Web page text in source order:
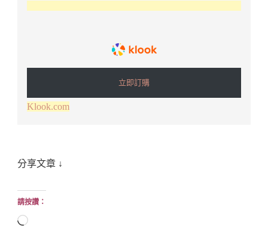
立即訂購
Klook.com
分享文章 ↓
請按讚：
正